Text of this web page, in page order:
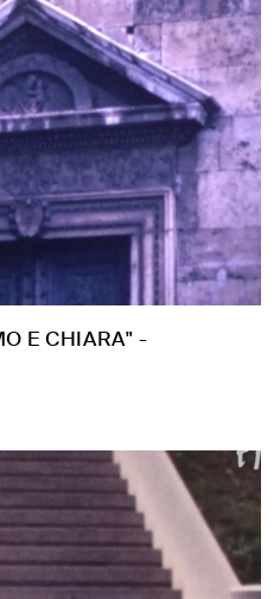
E CHIARA" -